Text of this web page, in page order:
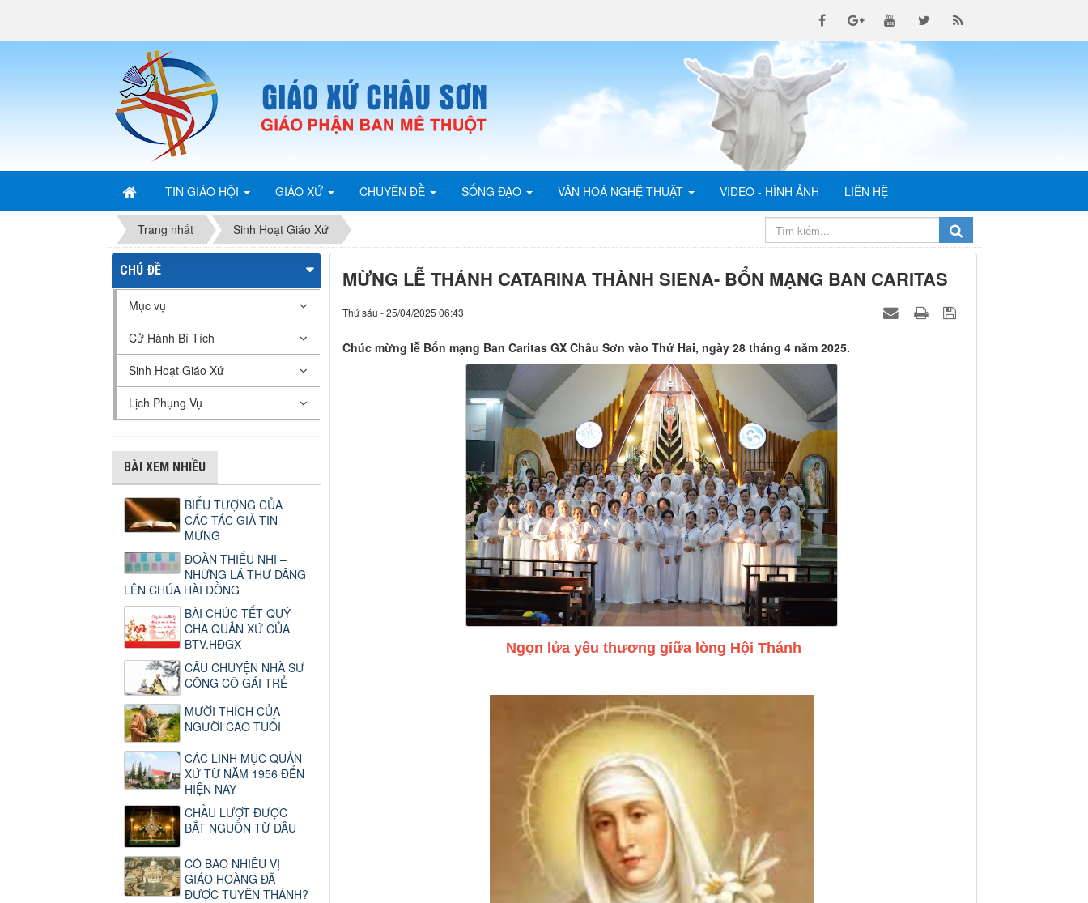
TIN GIÁO HỘI GIÁO XỨ CHUYÊN ĐỀ SỐNG ĐẠO VĂN HOÁ NGHỆ THUẬT VIDEO - HÌNH ẢNH LIÊN HỆ
Trang nhất Sinh Hoạt Giáo Xứ
MỪNG LỄ THÁNH CATARINA THÀNH SIENA- BỔN MẠNG BAN CARITAS
Thứ sáu - 25/04/2025 06:43
Chúc mừng lễ Bổn mạng Ban Caritas GX Châu Sơn vào Thứ Hai, ngày 28 tháng 4 năm 2025.
Ngọn lửa yêu thương giữa lòng Hội Thánh
CHỦ ĐỀ
Mục vụ
Cử Hành Bí Tích
Sinh Hoạt Giáo Xứ
Lịch Phụng Vụ
BÀI XEM NHIỀU
BIỂU TƯỢNG CỦA
CÁC TÁC GIẢ TIN
MỪNG
ĐOÀN THIẾU NHI –
NHỮNG LÁ THƯ DÂNG
LÊN CHÚA HÀI ĐỒNG
BÀI CHÚC TẾT QUÝ
CHA QUẢN XỨ CỦA
BTV.HĐGX
CÂU CHUYỆN NHÀ SƯ
CÕNG CÔ GÁI TRẺ
MƯỜI THÍCH CỦA
NGƯỜI CAO TUỔI
CÁC LINH MỤC QUẢN
XỨ TỪ NĂM 1956 ĐẾN
HIỆN NAY
CHẦU LƯỢT ĐƯỢC
BẮT NGUỒN TỪ ĐÂU
CÓ BAO NHIÊU VỊ
GIÁO HOÀNG ĐÃ
ĐƯỢC TUYÊN THÁNH?